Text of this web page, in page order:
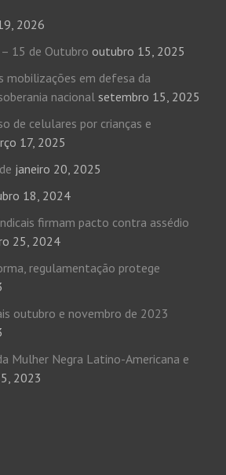
2026
15 de Outubro outubro 15, 2025
mobilizações em defesa da
nacional setembro 15, 2025
de celulares por crianças e
17, 2025
janeiro 20, 2025
18, 2024
firmam pacto contra assédio
25, 2024
regulamentação protege
outubro e novembro de 2023
Mulher Negra Latino-Americana e
2023